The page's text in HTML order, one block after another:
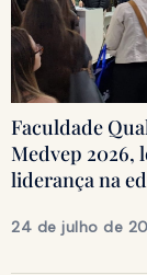
Faculdade
Medvep 2026,
liderança na
24 de julho de